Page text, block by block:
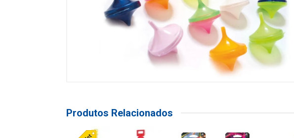
Produtos Relacionados